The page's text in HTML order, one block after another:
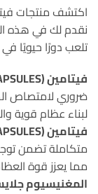
اكتشف منتجات
نقدم لك في هذه
تلعب دورًا حيويًا
فيتامين D3 (VITAMINE D3 5000IU 125MCG 60 CAPSULES)
ضروري لامتصاص
لبناء عظام قوية
فيتامين D3 + K2 (VITAMINE D3 + K2 30 CAPSULES)
متكاملة تضمن
مما يعزز قوة